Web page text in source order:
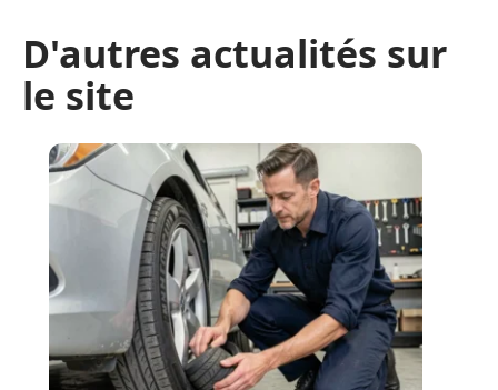
D'autres actualités sur
le site